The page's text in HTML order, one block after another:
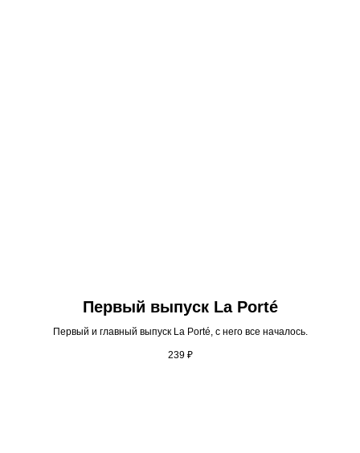
Первый выпуск La Porté
Первый и главный выпуск La Porté, с него все началось.
239 ₽